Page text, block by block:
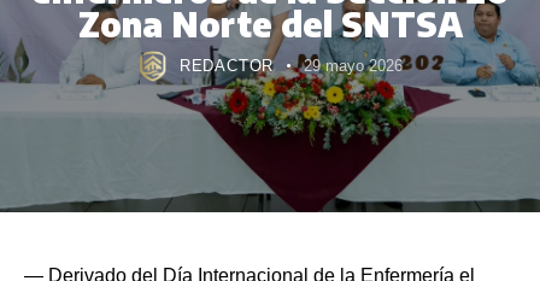
Zona Norte del SNTSA
REDACTOR 29 mayo 2026
— Derivado del Día Internacional de la Enfermería el